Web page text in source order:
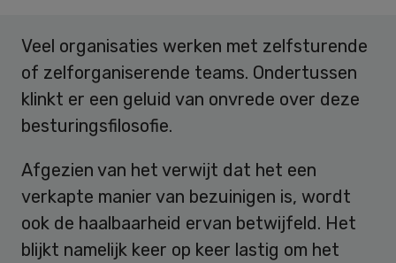
Veel organisaties werken met zelfsturende
of zelforganiserende teams. Ondertussen
klinkt er een geluid van onvrede over deze
besturingsfilosofie.
Afgezien van het verwijt dat het een
verkapte manier van bezuinigen is, wordt
ook de haalbaarheid ervan betwijfeld. Het
blijkt namelijk keer op keer lastig om het